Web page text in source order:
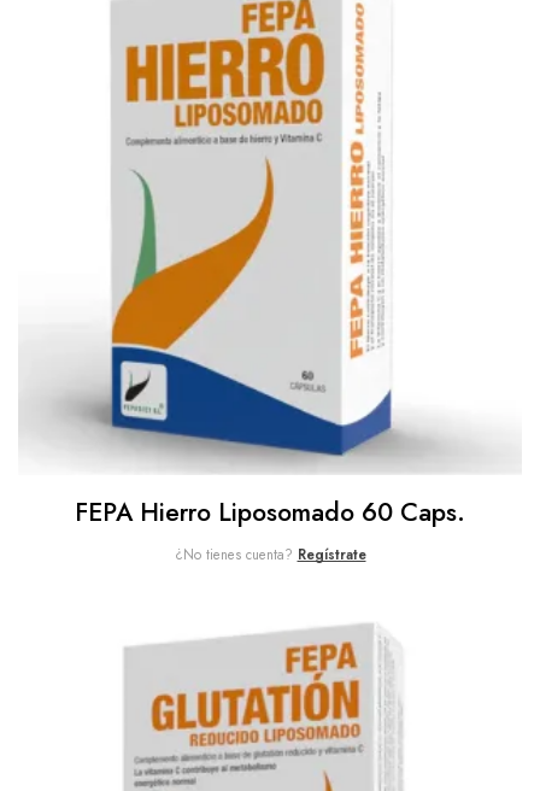
FEPA Hierro Liposomado 60 Caps.
¿No tienes cuenta? Regístrate